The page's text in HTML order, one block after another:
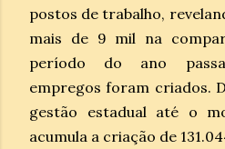
postos de trabalho,
mais de 9 mil na
período do ano
empregos foram criados.
gestão estadual até o
acumula a criação de